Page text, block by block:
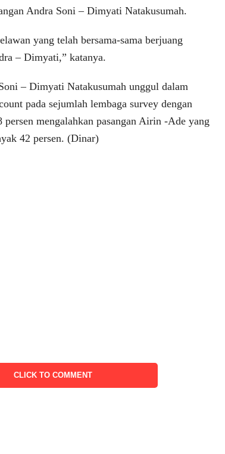
Andra Soni – Dimyati Natakusumah.
yang telah bersama-sama berjuang
– Dimyati,” katanya.
– Dimyati Natakusumah unggul dalam
pada sejumlah lembaga survey dengan
persen mengalahkan pasangan Airin -Ade yang
42 persen. (Dinar)
CLICK TO COMMENT